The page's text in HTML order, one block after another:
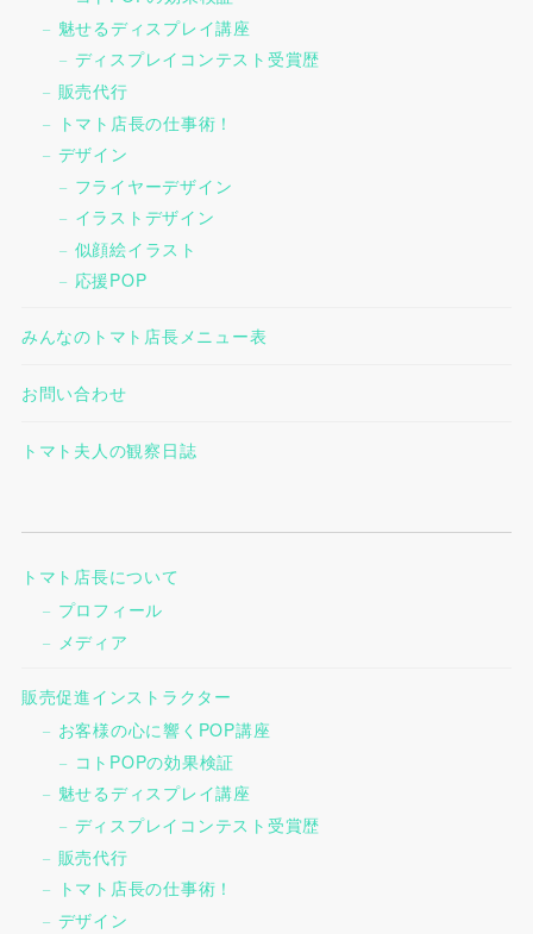
魅せるディスプレイ講座
ディスプレイコンテスト受賞歴
販売代行
トマト店長の仕事術！
デザイン
フライヤーデザイン
イラストデザイン
似顔絵イラスト
応援POP
みんなのトマト店長メニュー表
お問い合わせ
トマト夫人の観察日誌
トマト店長について
プロフィール
メディア
販売促進インストラクター
お客様の心に響くPOP講座
コトPOPの効果検証
魅せるディスプレイ講座
ディスプレイコンテスト受賞歴
販売代行
トマト店長の仕事術！
デザイン